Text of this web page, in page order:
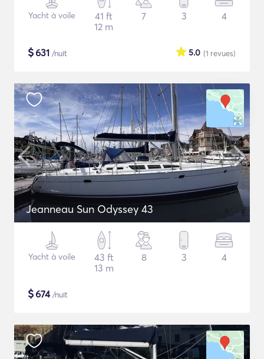
Yacht à voile
41 ft
12 m
7 3 4
$631 /nuit (1 revues)
5.0
Jeanneau Sun Odyssey 43
Yacht à voile
43 ft
13 m
8 3 4
$674/nuit